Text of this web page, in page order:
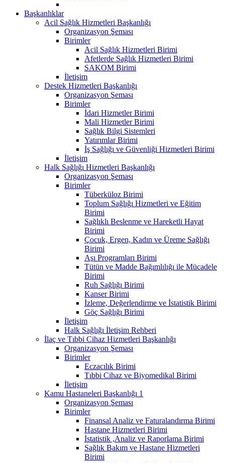
Başkanlıklar
Acil Sağlık Hizmetleri Başkanlığı
Organizasyon Şeması
Birimler
Acil Sağlık Hizmetleri Birimi
Afetlerde Sağlık Hizmetleri Birimi
SAKOM Birimi
İletişim
Destek Hizmetleri Başkanlığı
Organizasyon Şeması
Birimler
İdari Hizmetler Birimi
Mali Hizmetler Birimi
Sağlık Bilgi Sistemleri
Yatırımlar Birimi
İş Sağlığı ve Güvenliği Hizmetleri Birimi
İletişim
Halk Sağlığı Hizmetleri Başkanlığı
Organizasyon Şeması
Birimler
Tüberküloz Birimi
Toplum Sağlığı Hizmetleri ve Eğitim
Birimi
Sağlıklı Beslenme ve Hareketli Hayat
Birimi
Çocuk, Ergen, Kadın ve Üreme Sağlığı
Birimi
Aşı Programları Birimi
Tütün ve Madde Bağımlılığı ile Mücadele
Birimi
Ruh Sağlığı Birimi
Kanser Birimi
İzleme, Değerlendirme ve İstatistik Birimi
Göç Sağlığı Birimi
İletişim
Halk Sağlığı İletişim Rehberi
İlaç ve Tıbbi Cihaz Hizmetleri Başkanlığı
Organizasyon Şeması
Birimler
Eczacılık Birimi
Tıbbi Cihaz ve Biyomedikal Birimi
İletişim
Kamu Hastaneleri Başkanlığı 1
Organizasyon Şeması
Birimler
Finansal Analiz ve Faturalandırma Birimi
Hastane Hizmetleri Birimi
İstatistik ,Analiz ve Raporlama Birimi
Sağlık Bakım ve Hastane Hizmetleri
Birimi